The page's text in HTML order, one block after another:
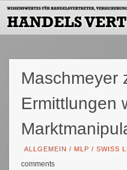
Maschmeyer
Ermittlungen
ALLGEMEIN / MLP /SWISS
comments